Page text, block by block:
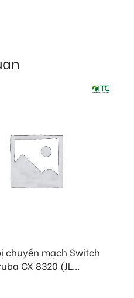
chuyển mạch Switch
CX 8320 (JL...